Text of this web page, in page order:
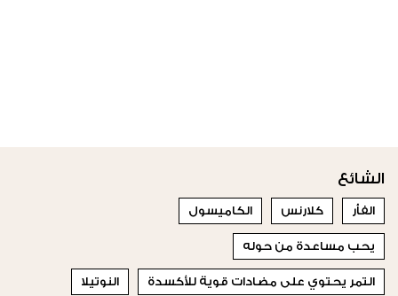
الشائع
الفأر كلارنس الكاميسول
يحب مساعدة من حوله
التمر يحتوي على مضادات قوية للأكسدة النوتيلا